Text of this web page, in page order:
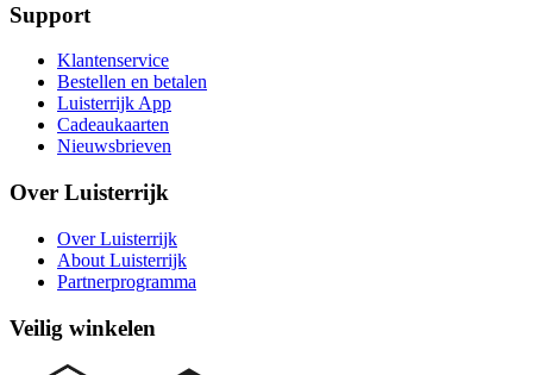
Support
Klantenservice
Bestellen en betalen
Luisterrijk App
Cadeaukaarten
Nieuwsbrieven
Over Luisterrijk
Over Luisterrijk
About Luisterrijk
Partnerprogramma
Veilig winkelen